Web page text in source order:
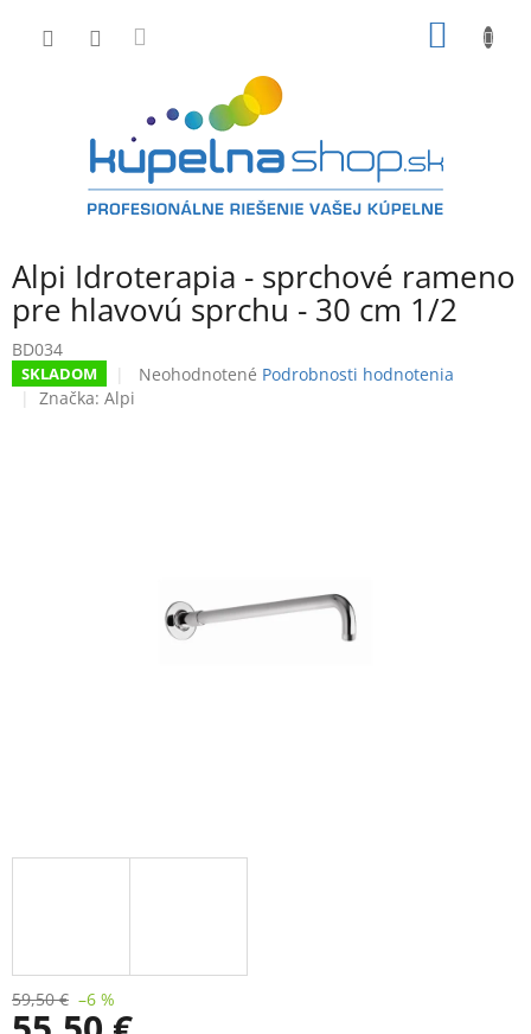
Alpi Idroterapia - sprchové rameno
pre hlavovú sprchu - 30 cm 1/2
BD034
SKLADOM
Priemerné
Neohodnotené Podrobnosti hodnotenia
Značka: Alpi
59,50 € –6 %